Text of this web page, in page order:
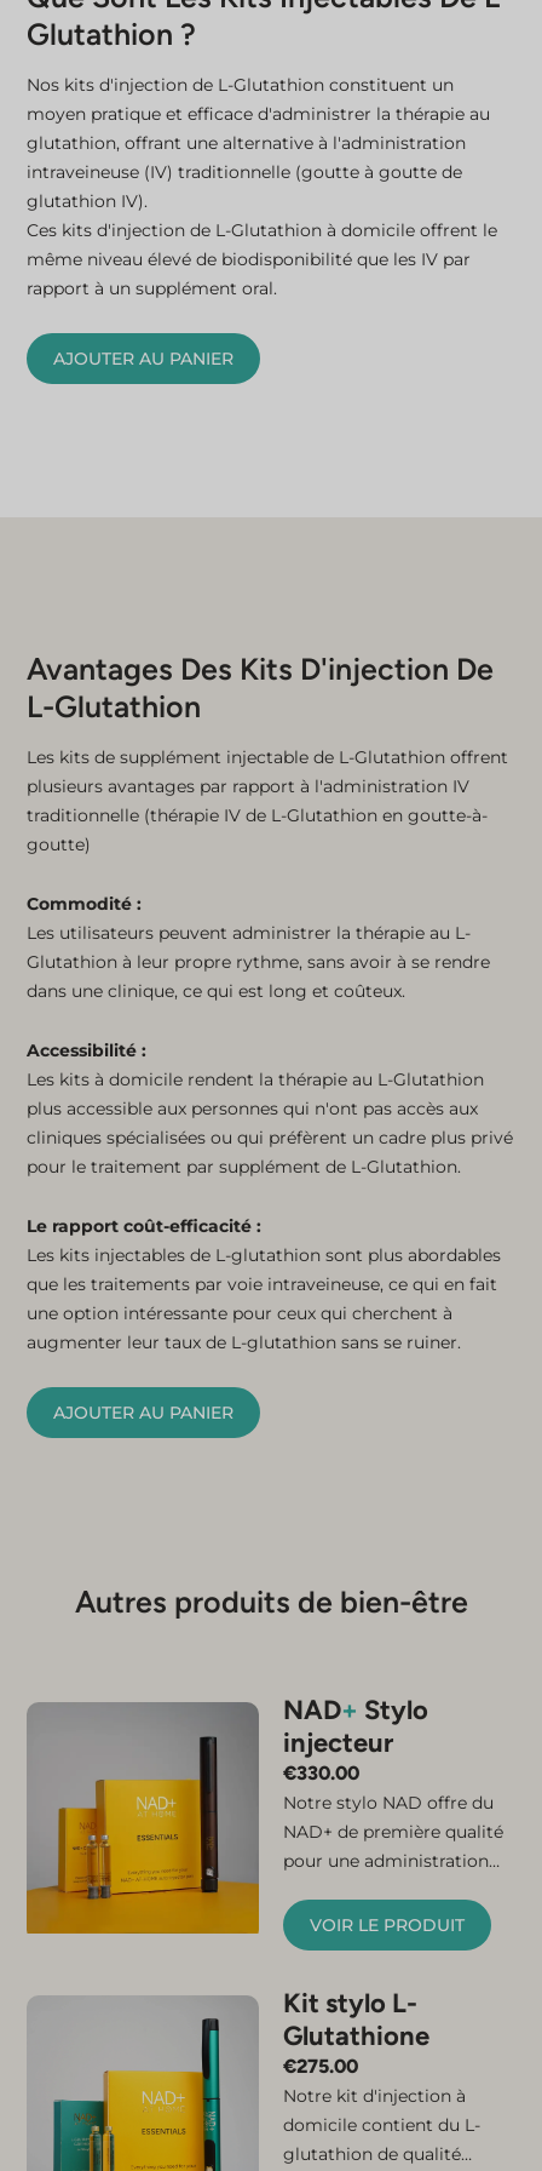
Glutathion ?
Nos kits d'injection de L-Glutathion constituent un
moyen pratique et efficace d'administrer la thérapie au
glutathion, offrant une alternative à l'administration
intraveineuse (IV) traditionnelle (goutte à goutte de
glutathion IV).
Ces kits d'injection de L-Glutathion à domicile offrent le
même niveau élevé de biodisponibilité que les IV par
rapport à un supplément oral.
AJOUTER AU PANIER
Avantages Des Kits D'injection De
L-Glutathion
Les kits de supplément injectable de L-Glutathion offrent
plusieurs avantages par rapport à l'administration IV
traditionnelle (thérapie IV de L-Glutathion en goutte-à-
goutte)
Commodité :
Les utilisateurs peuvent administrer la thérapie au L-
Glutathion à leur propre rythme, sans avoir à se rendre
dans une clinique, ce qui est long et coûteux.
Accessibilité :
Les kits à domicile rendent la thérapie au L-Glutathion
plus accessible aux personnes qui n'ont pas accès aux
cliniques spécialisées ou qui préfèrent un cadre plus privé
pour le traitement par supplément de L-Glutathion.
Le rapport coût-efficacité :
Les kits injectables de L-glutathion sont plus abordables
que les traitements par voie intraveineuse, ce qui en fait
une option intéressante pour ceux qui cherchent à
augmenter leur taux de L-glutathion sans se ruiner.
AJOUTER AU PANIER
Autres produits de bien-être
NAD+ Stylo
injecteur
€330.00
Notre stylo NAD offre du
NAD+ de première qualité
pour une administration
Connectez simplement la
micro-aiguille et la
injecteur de NAD+ est prêt
à l'emploi. Le kit contient
tout ce dont vous avez
besoin pour ressentir les
bienfaits d'une
augmentation du NAD+.
VOIR LE PRODUIT
Kit stylo L-
Glutathione
€275.00
Notre kit d'injection à
domicile contient du L-
glutathion de qualité